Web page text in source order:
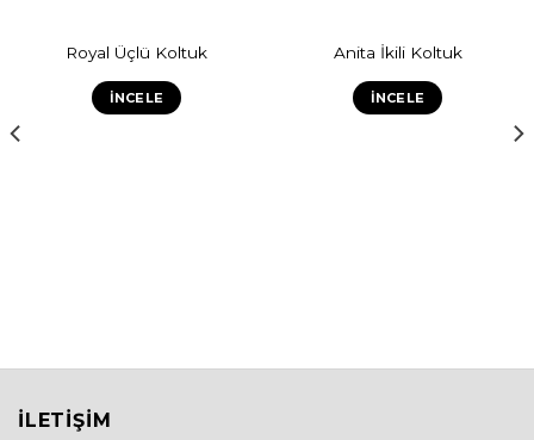
Royal Üçlü Koltuk
İNCELE
Anita İkili Koltuk
İNCELE
İLETIŞIM